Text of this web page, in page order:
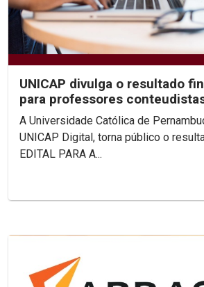
UNICAP divulga o resultado
para professores
2020/02
A Universidade Católica de
UNICAP Digital, torna público o
EDITAL PARA A...